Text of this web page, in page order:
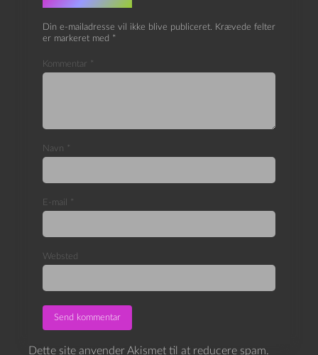
Din e-mailadresse vil ikke blive publiceret. Krævede felter
er markeret med *
Kommentar *
Navn *
E-mail *
Websted
Dette site anvender Akismet til at reducere spam.